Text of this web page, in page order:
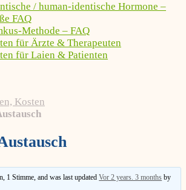
/ human-identische Hormone –
FAQ
Methode – FAQ
für Ärzte & Therapeuten
für Laien & Patienten
Kosten
1 Stimme, and was last updatedVor 2 years. 3 months by